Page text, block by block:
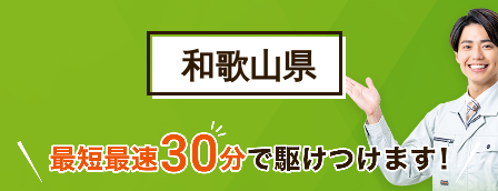
和歌山県